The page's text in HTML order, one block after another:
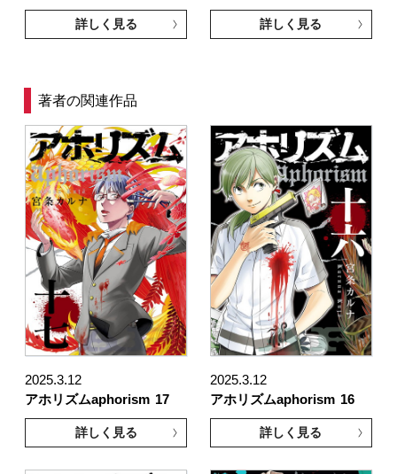
詳しく見る 詳しく見る
著者の関連作品
2025.3.12
アホリズムaphorism 17
詳しく見る
2025.3.12
アホリズムaphorism 16
詳しく見る